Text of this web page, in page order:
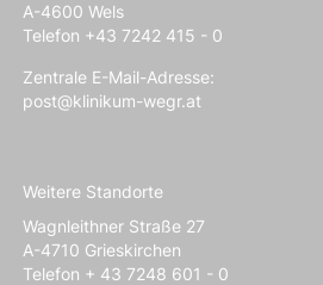
A-4600 Wels
Telefon +43 7242 415 - 0
Zentrale E-Mail-Adresse:
post@klinikum-wegr.at
Weitere Standorte
Wagnleithner Straße 27
A-4710 Grieskirchen
Telefon + 43 7248 601 - 0